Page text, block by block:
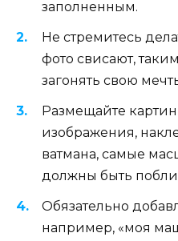
заполненным.
Не стремитесь
фото свисают,
загонять свою
Размещайте
изображения,
ватмана, самые
должны быть
Обязательно
например, «моя